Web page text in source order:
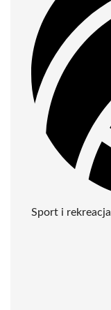
Sport i rekreacja